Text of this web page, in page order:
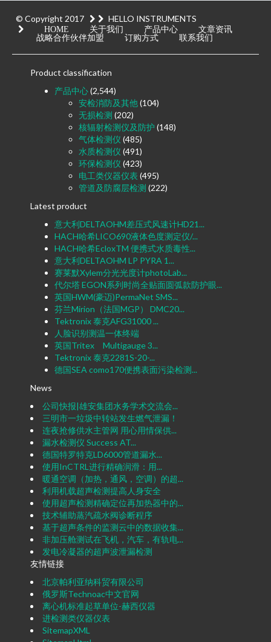
© Copyright 2017 HELLO INSTRUMENTS
HOME 关于我们 产品中心
文章资讯
战略合作伙伴加盟
订购方式 联系我们
Product classification
产品中心(2,544)
安检消防及其他(104)
无损检测 (202)
核辐射检测仪及防护 (148)
气体检测仪 (485)
水质检测仪 (491)
环保检测仪 (423)
电工类仪器仪表 (495)
管道及防腐层检测 (222)
Latest product
意大利DELTAOHM差压式风速计HD21...
HACH哈希LICO690液体色度测定仪/...
HACH哈希EcloxTM 便携式水质毒性...
意大利DELTAOHM LP PYRA 1...
赛莱默Xylem分光光度计photoLab...
代尔塔 EGON系列时尚全贴面圆弧款防护眼...
英国HWM(豪迈)PermaNet SMS...
芬兰Mirion（法国MGP） DMC20...
Tektronix 泰克AFG31000 ...
人脸识别测温一体终端
英国Tritex Multigauge 3...
Tektronix 泰克2281S-20-...
德国SEA como170便携表面污染检测...
News
公司快报|雄安集团水务学术交流会...
三明市一垃圾中转站发生燃气泄漏！
连夜抢修供水主管网 用心用情保供...
漏水检测仪 Success AT...
德国特罗特克LD6000管道漏水...
使用InCTRL进行精确润滑：用...
暖通空调（加热，通风，空调）的超...
利用机载超声检测提高人身安全
使用超声检测精确定位再加热器中的...
技术辅助蒸汽疏水阀诊断程序
基于超声条件的监测云中的数据收集...
非加压舱测试在飞机，汽车，有轨电...
发电冷凝器的超声波泄漏检测
友情链接
北京帕利亚纳科贸有限公司
俄罗斯Technoac中文官网
离心机标准起草单位-赫西仪器
进检测类仪器仪表
SitemapXML